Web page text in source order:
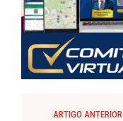
ARTIGO ANTERIOR